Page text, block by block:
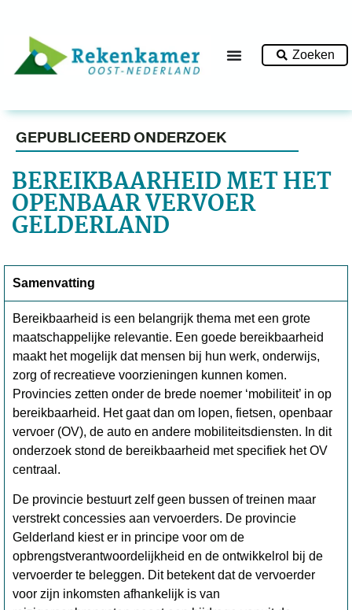
Zoeken
GEPUBLICEERD ONDERZOEK
BEREIKBAARHEID MET HET
OPENBAAR VERVOER
GELDERLAND
Samenvatting
Bereikbaarheid is een belangrijk thema met een grote
maatschappelijke relevantie. Een goede bereikbaarheid
maakt het mogelijk dat mensen bij hun werk, onderwijs,
zorg of recreatieve voorzieningen kunnen komen.
Provincies zetten onder de brede noemer ‘mobiliteit’ in op
bereikbaarheid. Het gaat dan om lopen, fietsen, openbaar
vervoer (OV), de auto en andere mobiliteitsdiensten. In dit
onderzoek stond de bereikbaarheid met specifiek het OV
centraal.
De provincie bestuurt zelf geen bussen of treinen maar
verstrekt concessies aan vervoerders. De provincie
Gelderland kiest er in principe voor om de
opbrengstverantwoordelijkheid en de ontwikkelrol bij de
vervoerder te beleggen. Dit betekent dat de vervoerder
voor zijn inkomsten afhankelijk is van